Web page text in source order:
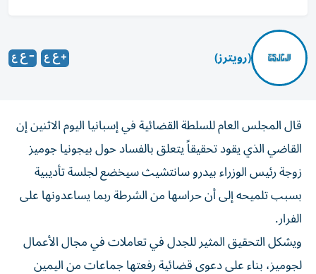
(رويترز)
قال المجلس العام للسلطة القضائية في إسبانيا اليوم الاثنين إن
القاضي الذي يقود تحقيقاً يتعلق ‌بالفساد حول بيجونيا جوميز
زوجة رئيس الوزراء بيدرو سانتشيث ​سيخضع ⁠لجلسة تأديبية
بسبب تلميحه إلى أن حراسها ‌من الشرطة ربما يساعدونها ‌على
الفرار.
ويشكل التحقيق المثير للجدل في تعاملات في مجال الأعمال
لجوميز، بناء على دعوى قضائية رفعتها جماعات ‌من اليمين